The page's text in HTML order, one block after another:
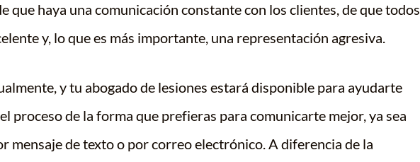
que haya una comunicación constante con los clientes, de que todos
y, lo que es más importante, una representación agresiva.
y tu abogado de lesiones estará disponible para ayudarte
proceso de la forma que prefieras para comunicarte mejor, ya sea
mensaje de texto o por correo electrónico. A diferencia de la